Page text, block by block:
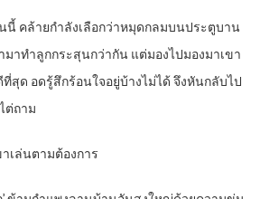
นี้ คล้ายกำลังเลือกว่าหมุดกลมบนประตูบาน
มาทำลูกกระสุนกว่ากัน แต่มองไปมองมาเขา
สุด อดรู้สึกร้อนใจอยู่บ้างไม่ได้ จึงหันกลับไป
ต่ถาม
เล่นตามต้องการ